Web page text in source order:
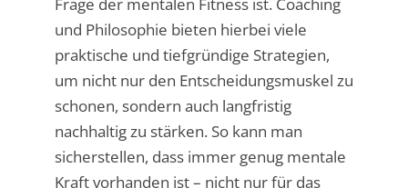
und Philosophie bieten hierbei viele
praktische und tiefgründige Strategien,
um nicht nur den Entscheidungsmuskel zu
schonen, sondern auch langfristig
nachhaltig zu stärken. So kann man
sicherstellen, dass immer genug mentale
Kraft vorhanden ist – nicht nur für das